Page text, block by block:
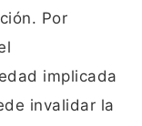
Por
implicada
invalidar la